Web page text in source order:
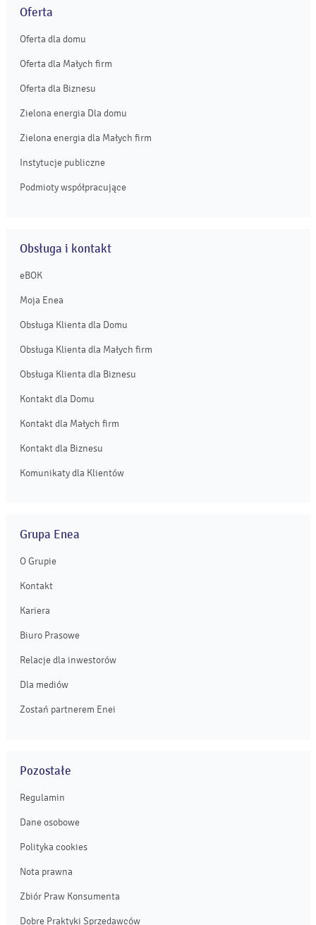
Oferta
Oferta dla domu
Oferta dla Małych firm
Oferta dla Biznesu
Zielona energia Dla domu
Zielona energia dla Małych firm
Instytucje publiczne
Podmioty współpracujące
Obsługa i kontakt
eBOK
Moja Enea
Obsługa Klienta dla Domu
Obsługa Klienta dla Małych firm
Obsługa Klienta dla Biznesu
Kontakt dla Domu
Kontakt dla Małych firm
Kontakt dla Biznesu
Komunikaty dla Klientów
Grupa Enea
O Grupie
Kontakt
Kariera
Biuro Prasowe
Relacje dla inwestorów
Dla mediów
Zostań partnerem Enei
Pozostałe
Regulamin
Dane osobowe
Polityka cookies
Nota prawna
Zbiór Praw Konsumenta
Dobre Praktyki Sprzedawców